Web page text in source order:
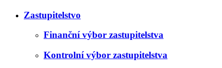
Zastupitelstvo
Finanční výbor zastupitelstva
Kontrolní výbor zastupitelstva